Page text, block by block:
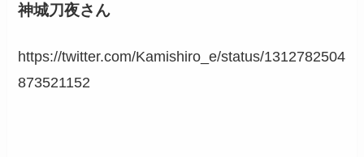
神城刀夜さん
https://twitter.com/Kamishiro_e/status/1312782504
873521152